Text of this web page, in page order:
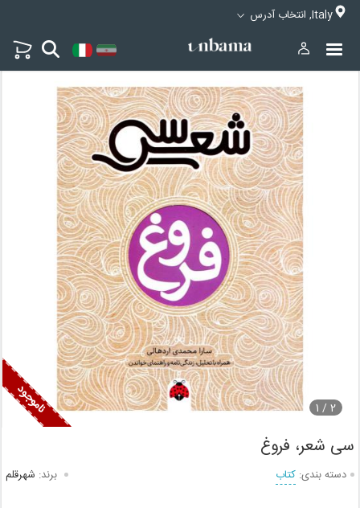
Italy, انتخاب آدرس
2 /
1
سی شعر، فروغ
دسته بندی: کتاب برند: شهرقلم